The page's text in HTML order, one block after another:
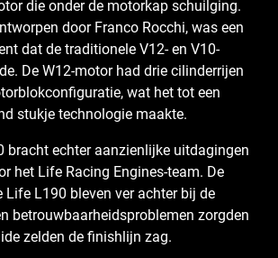
die onder de motorkap schuilging.
door Franco Rocchi, was een
dat de traditionele V12- en V10-
De W12-motor had drie cilinderrijen
wat het tot een
stukje technologie maakte.
bracht echter aanzienlijke uitdagingen
het Life Racing Engines-team. De
Life L190 bleven ver achter bij de
betrouwbaarheidsproblemen zorgden
zelden de finishlijn zag.